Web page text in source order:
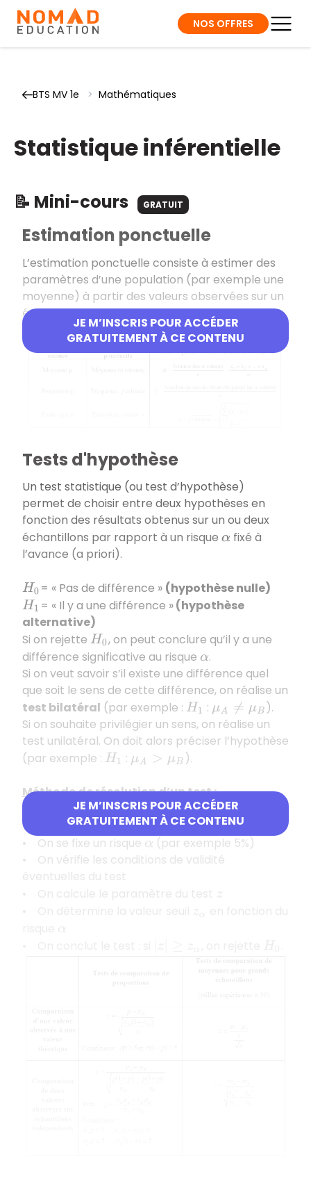
NOS OFFRES
BTS MV 1e > Mathématiques
Statistique inférentielle
📝 Mini-cours GRATUIT
JE M’INSCRIS POUR ACCÉDER
GRATUITEMENT À CE CONTENU
Estimation ponctuelle
L’estimation ponctuelle consiste à estimer des
paramètres d’une population (par exemple une
moyenne) à partir des valeurs observées sur un
échantillon de cette population.
JE M’INSCRIS POUR ACCÉDER
GRATUITEMENT À CE CONTENU
Tests d'hypothèse
Un test statistique (ou test d’hypothèse)
permet de choisir entre deux hypothèses en
fonction des résultats obtenus sur un ou deux
échantillons par rapport à un risque α fixé à
l’avance (a priori).
H0 = « Pas de différence » (hypothèse nulle)
H1 = « Il y a une différence »(hypothèse
alternative)
Si on rejette H0 , on peut conclure qu’il y a une
différence significative au risque α .
Si on veut savoir s’il existe une différence quel
que soit le sens de cette différence, on réalise un
test bilatéral (par exemple : H1 : μA≠ μB
).
Si on souhaite privilégier un sens, on réalise un
test unilatéral. On doit alors préciser l’hypothèse
(par exemple : H1 : μA> μB ).
Méthode de résolution d’un test :
• On formule les hypothèsesH0 etH1
• On identifie le test à utiliser
• On se fixe un risque α (par exemple 5%)
• On vérifie les conditions de validité
éventuelles du test